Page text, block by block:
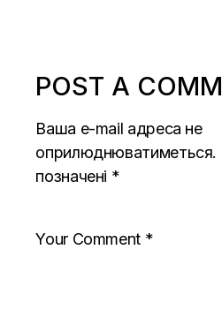
POST A
Ваша e-mail адреса не
оприлюднюватиметься.
позначені *